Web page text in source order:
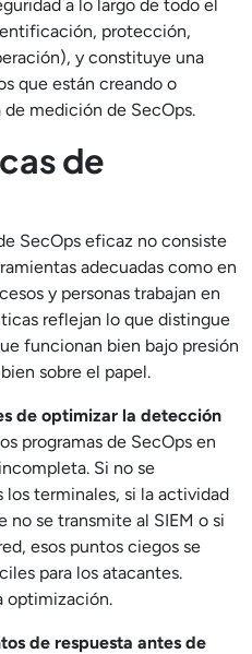
a lo largo de todo el
protección,
y constituye una
que están creando o
medición de SecOps.
de
SecOps eficaz no consiste
adecuadas como en
y personas trabajan en
reflejan lo que distingue
funcionan bien bajo presión
sobre el papel.
de optimizar la detección
programas de SecOps en
Si no se
los terminales, si la actividad
no se transmite al SIEM o si
esos puntos ciegos se
para los atacantes.
optimización.
de respuesta antes de